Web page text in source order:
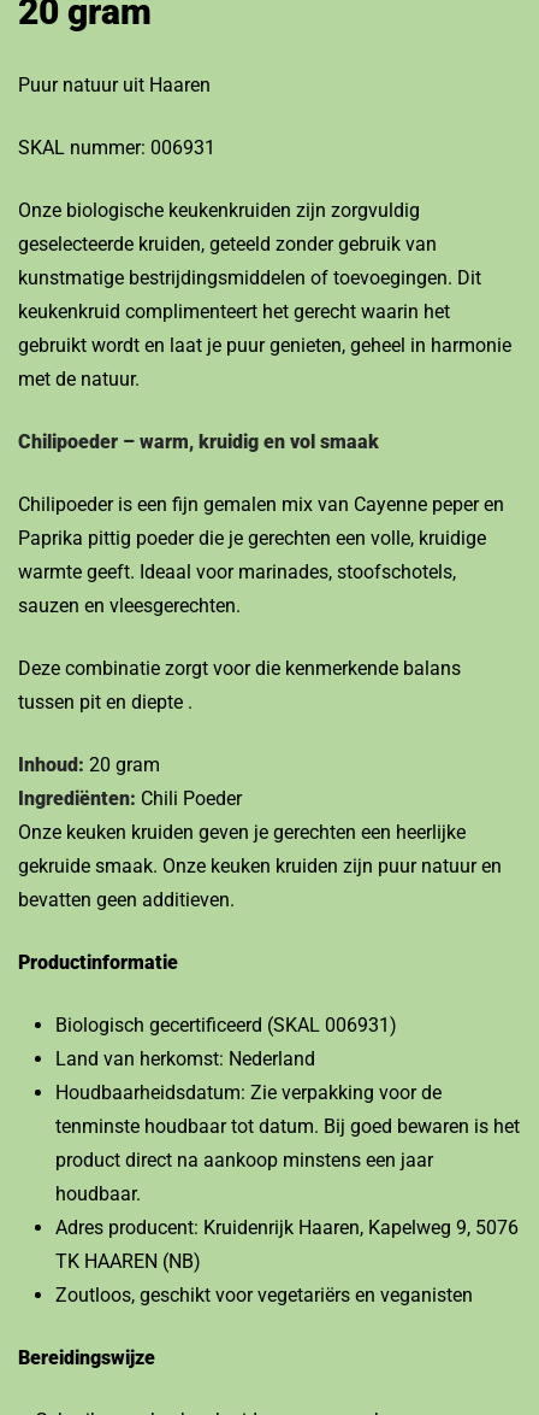
20 gram
Puur natuur uit Haaren
SKAL nummer: 006931
Onze biologische keukenkruiden zijn zorgvuldig
geselecteerde kruiden, geteeld zonder gebruik van
kunstmatige bestrijdingsmiddelen of toevoegingen. Dit
keukenkruid complimenteert het gerecht waarin het
gebruikt wordt en laat je puur genieten, geheel in harmonie
met de natuur.
Chilipoeder – warm, kruidig en vol smaak
Chilipoeder is een fijn gemalen mix van Cayenne peper en
Paprika pittig poeder die je gerechten een volle, kruidige
warmte geeft. Ideaal voor marinades, stoofschotels,
sauzen en vleesgerechten.
Deze combinatie zorgt voor die kenmerkende balans
tussen pit en diepte .
Inhoud: 20 gram
Ingrediënten: Chili Poeder
Onze keuken kruiden geven je gerechten een heerlijke
gekruide smaak. Onze keuken kruiden zijn puur natuur en
bevatten geen additieven.
Productinformatie
Biologisch gecertificeerd (SKAL 006931)
Land van herkomst: Nederland
Houdbaarheidsdatum: Zie verpakking voor de
tenminste houdbaar tot datum. Bij goed bewaren is het
product direct na aankoop minstens een jaar
houdbaar.
Adres producent: Kruidenrijk Haaren, Kapelweg 9, 5076
TK HAAREN (NB)
Zoutloos, geschikt voor vegetariërs en veganisten
Bereidingswijze